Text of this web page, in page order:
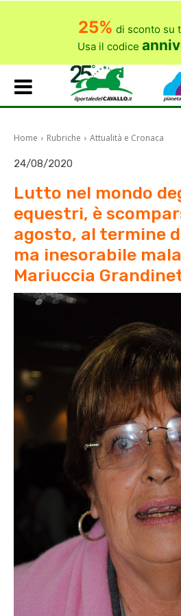
25% di sconto su
Usa il codice
Home Rubriche Attualità e Cronaca
24/08/2020
Lutto nel mondo
equestri, è
agosto, al termine
ma inesorabile
Mariuccia